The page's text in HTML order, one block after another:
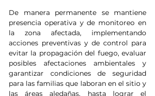
De manera permanente se mantiene
presencia operativa y de monitoreo en
la zona afectada, implementando
acciones preventivas y de control para
evitar la propagación del fuego, evaluar
posibles afectaciones ambientales y
garantizar condiciones de seguridad
para las familias que laboran en el sitio y
las áreas aledañas, hasta lograr el